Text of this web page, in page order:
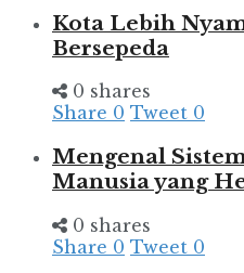
Kota Lebih
Bersepeda
0 shares
Share 0 Tweet 0
Mengenal
Manusia yang
0 shares
Share 0 Tweet 0